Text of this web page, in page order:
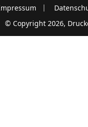
© Copyright 2026,